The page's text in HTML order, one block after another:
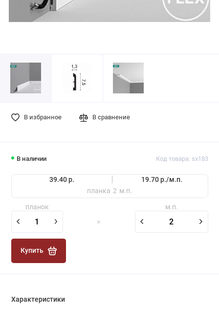
В наличии Код товара: sx183
39.40 р. 19.70 р./м.п.
планка 2 м.п.
планок
=
м.п.
Купить
В избранное В сравнение
Характеристики